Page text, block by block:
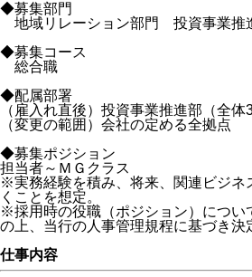
◆募集部門
地域リレーション部門 投資事業推
◆募集コース
総合職
◆配属部署
（雇入れ直後）投資事業推進部（全体
（変更の範囲）会社の定める全拠点
◆募集ポジション
担当者～ＭＧクラス
※実務経験を積み、将来、関連ビジネ
くことを想定。
※採用時の役職（ポジション）につい
の上、当行の人事管理規程に基づき決
仕事内容